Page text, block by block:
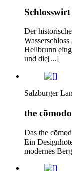
Der
Hellbrunn
und die[...]
Salzburger
the cōmodo
Das the
Ein
modernes